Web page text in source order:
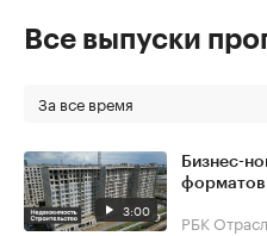
Все выпуски
За все время
3:00
Бизнес-
форматов
РБК